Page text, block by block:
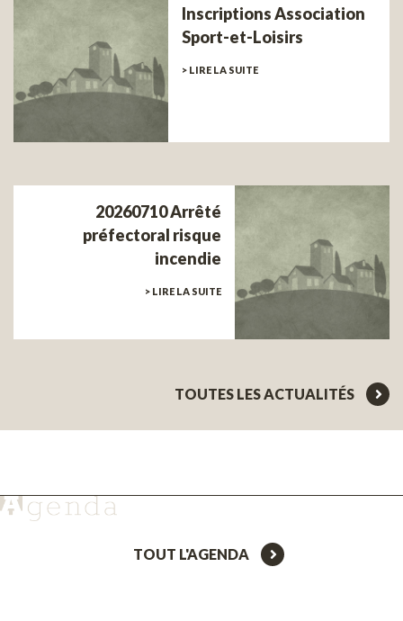
Inscriptions Association
Sport-et-Loisirs
> LIRE LA SUITE
20260710 Arrêté
préfectoral risque
incendie
> LIRE LA SUITE
TOUTES LES ACTUALITÉS
TOUT L'AGENDA